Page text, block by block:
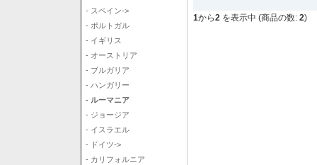
- スペイン->
- ポルトガル
- イギリス
- オーストリア
- ブルガリア
- ハンガリー
- ルーマニア
- ジョージア
- イスラエル
- ドイツ->
- カリフォルニア
1から2 を表示中 (商品の数: 2)